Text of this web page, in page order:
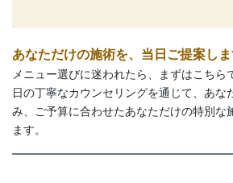
あなただけの施術を、当日ご提案し
メニュー選びに迷われたら、まずはこちら
日の丁寧なカウンセリングを通じて、あな
み、ご予算に合わせたあなただけの特別な
ます。